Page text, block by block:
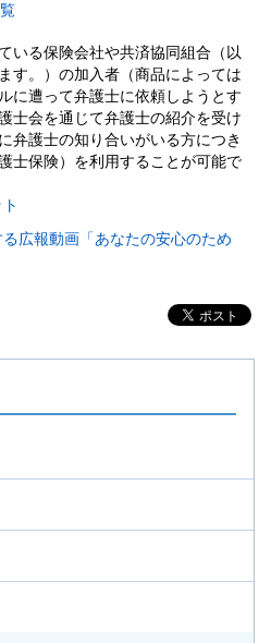
じる
いる保険会社や共済協同組合（以
す。）の加入者（商品によっては
に遭って弁護士に依頼しようとす
士会を通じて弁護士の紹介を受け
弁護士の知り合いがいる方につき
士保険）を利用することが可能で
広報動画「あなたの安心のため